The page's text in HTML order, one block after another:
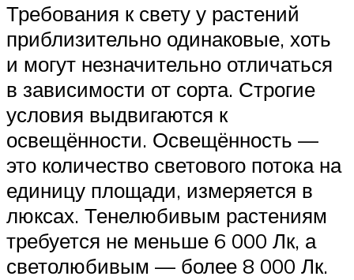
Требования к свету у растений
приблизительно одинаковые, хоть
и могут незначительно отличаться
в зависимости от сорта. Строгие
условия выдвигаются к
освещённости. Освещённость —
это количество светового потока на
единицу площади, измеряется в
люксах. Тенелюбивым растениям
требуется не меньше 6 000 Лк, а
светолюбивым — более 8 000 Лк.